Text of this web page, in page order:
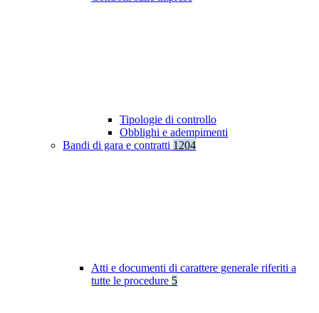
Tipologie di controllo
Obblighi e adempimenti
Bandi di gara e contratti 1204
Atti e documenti di carattere generale riferiti a
tutte le procedure 5